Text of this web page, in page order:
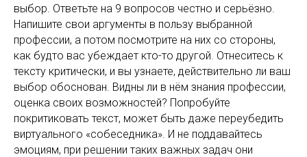
выбор. Ответьте на 9 вопросов честно и серьёзно.
Напишите свои аргументы в пользу выбранной
профессии, а потом посмотрите на них со стороны,
как будто вас убеждает кто-то другой. Отнеситесь к
тексту критически, и вы узнаете, действительно ли ваш
выбор обоснован. Видны ли в нём знания профессии,
оценка своих возможностей? Попробуйте
покритиковать текст, может быть даже переубедить
виртуального «собеседника». И не поддавайтесь
эмоциям, при решении таких важных задач они